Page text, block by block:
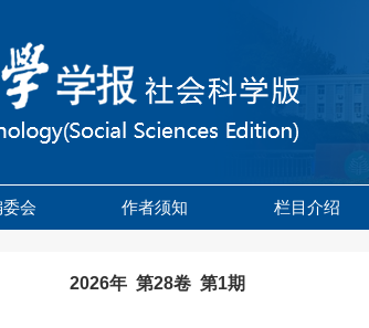
会 作者须知 栏目介绍
2026年 第28卷 第1期